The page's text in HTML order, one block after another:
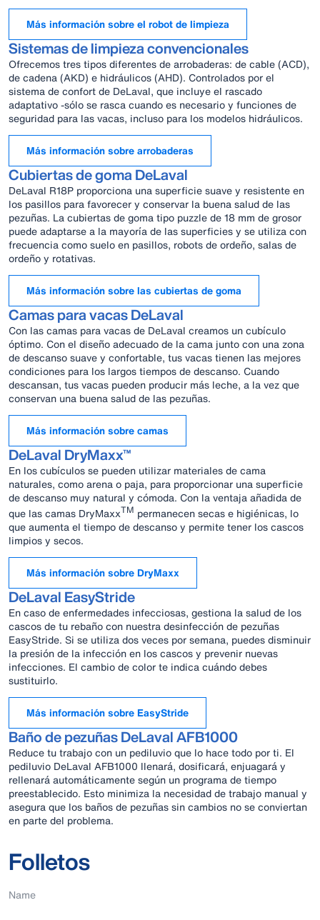
Más información sobre el robot de limpieza
Sistemas de limpieza convencionales
Ofrecemos tres tipos diferentes de arrobaderas: de cable (ACD),
de cadena (AKD) e hidráulicos (AHD). Controlados por el
sistema de confort de DeLaval, que incluye el rascado
adaptativo -sólo se rasca cuando es necesario y funciones de
seguridad para las vacas, incluso para los modelos hidráulicos.
Más información sobre arrobaderas
Cubiertas de goma DeLaval
DeLaval R18P proporciona una superficie suave y resistente en
los pasillos para favorecer y conservar la buena salud de las
pezuñas. La cubiertas de goma tipo puzzle de 18 mm de grosor
puede adaptarse a la mayoría de las superficies y se utiliza con
frecuencia como suelo en pasillos, robots de ordeño, salas de
ordeño y rotativas.
Más información sobre las cubiertas de goma
Camas para vacas DeLaval
Con las camas para vacas de DeLaval creamos un cubículo
óptimo. Con el diseño adecuado de la cama junto con una zona
de descanso suave y confortable, tus vacas tienen las mejores
condiciones para los largos tiempos de descanso. Cuando
descansan, tus vacas pueden producir más leche, a la vez que
conservan una buena salud de las pezuñas.
Más información sobre camas
DeLaval DryMaxx™
En los cubículos se pueden utilizar materiales de cama
naturales, como arena o paja, para proporcionar una superficie
de descanso muy natural y cómoda. Con la ventaja añadida de
que las camas DryMaxxTM permanecen secas e higiénicas, lo
que aumenta el tiempo de descanso y permite tener los cascos
limpios y secos.
Más información sobre DryMaxx
DeLaval EasyStride
En caso de enfermedades infecciosas, gestiona la salud de los
cascos de tu rebaño con nuestra desinfección de pezuñas
EasyStride. Si se utiliza dos veces por semana, puedes disminuir
la presión de la infección en los cascos y prevenir nuevas
infecciones. El cambio de color te indica cuándo debes
sustituirlo.
Más información sobre EasyStride
Baño de pezuñas DeLaval AFB1000
Reduce tu trabajo con un pediluvio que lo hace todo por ti. El
pediluvio DeLaval AFB1000 llenará, dosificará, enjuagará y
rellenará automáticamente según un programa de tiempo
preestablecido. Esto minimiza la necesidad de trabajo manual y
asegura que los baños de pezuñas sin cambios no se conviertan
en parte del problema.
Folletos
Name